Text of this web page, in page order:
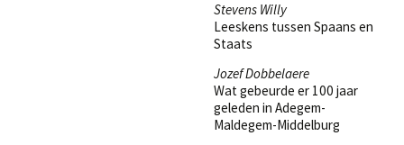
Stevens Willy
Leeskens tussen Spaans en
Staats
Jozef Dobbelaere
Wat gebeurde er 100 jaar
geleden in Adegem-
Maldegem-Middelburg